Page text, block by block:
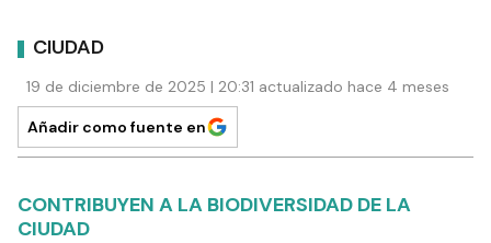
CIUDAD
19 de diciembre de 2025 | 20:31 actualizado hace 4 meses
Añadir como fuente en
CONTRIBUYEN A LA BIODIVERSIDAD DE LA
CIUDAD